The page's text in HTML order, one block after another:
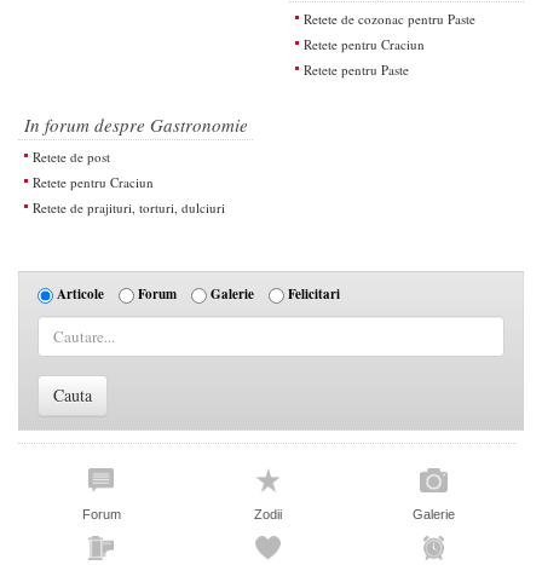
Retete de cozonac pentru Paste
Retete pentru Craciun
Retete pentru Paste
In forum despre Gastronomie
Retete de post
Retete pentru Craciun
Retete de prajituri, torturi, dulciuri
Articole Forum Galerie Felicitari
Forum Zodii Galerie